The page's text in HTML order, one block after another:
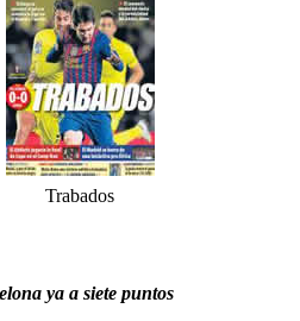
Trabados
ya a siete puntos